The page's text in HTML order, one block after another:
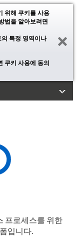
위해 쿠키를 사용
법을 알아보려면
특정 영역이나
쿠키 사용에 동의
프로세스를 위한
입니다.